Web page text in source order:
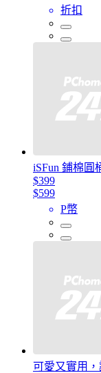
折扣
iSFun 鋪棉圓
$399
$599
P幣
可愛又實用